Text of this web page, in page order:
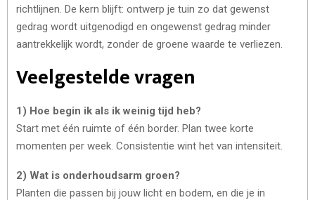
richtlijnen. De kern blijft: ontwerp je tuin zo dat gewenst
gedrag wordt uitgenodigd en ongewenst gedrag minder
aantrekkelijk wordt, zonder de groene waarde te verliezen.
Veelgestelde vragen
1) Hoe begin ik als ik weinig tijd heb?
Start met één ruimte of één border. Plan twee korte
momenten per week. Consistentie wint het van intensiteit.
2) Wat is onderhoudsarm groen?
Planten die passen bij jouw licht en bodem, en die je in